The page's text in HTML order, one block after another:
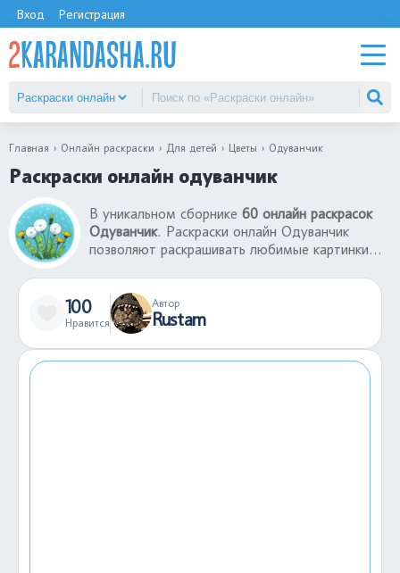
Вход Регистрация
Главная Онлайн раскраски Для детей Цветы Одуванчик
Раскраски онлайн одуванчик
В уникальном сборнике 60 онлайн раскрасок
Одуванчик. Раскраски онлайн Одуванчик
позволяют раскрашивать любимые картинки
творить здесь и сейчас. Большой выбор
раскрасок онлайн Одуванчик понравятся детям
любого возраста. Можно экспериментировать,
100
Нравится
Автор
Rustam